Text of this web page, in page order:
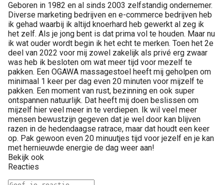
Geboren in 1982 en al sinds 2003 zelfstandig ondernemer.
Diverse marketing bedrijven en e-commerce bedrijven heb
ik gehad waarbij ik altijd knoerhard heb gewerkt al zeg ik
het zelf. Als je jong bent is dat prima vol te houden. Maar nu
ik wat ouder wordt begin ik het echt te merken. Toen het 2e
deel van 2022 voor mij zowel zakelijk als privé erg zwaar
was heb ik besloten om wat meer tijd voor mezelf te
pakken. Een OGAWA massagestoel heeft mij geholpen om
minimaal 1 keer per dag even 20 minuten voor mijzelf te
pakken. Een moment van rust, bezinning en ook super
ontspannen natuurlijk. Dat heeft mij doen beslissen om
mijzelf hier veel meer in te verdiepen. Ik wil veel meer
mensen bewustzijn gegeven dat je wel door kan blijven
razen in de hedendaagse ratrace, maar dat houdt een keer
op. Pak gewoon even 20 minuutjes tijd voor jezelf en je kan
met hernieuwde energie de dag weer aan!
Bekijk ook
Reacties